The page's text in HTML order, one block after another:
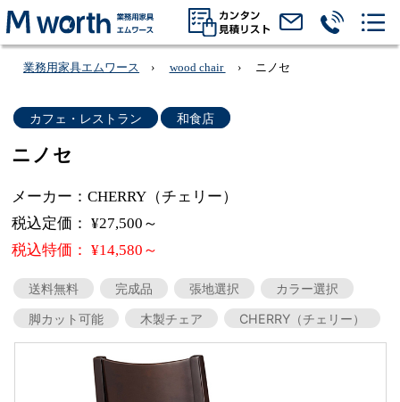
業務用家具エムワース wood chair ニノセ
カフェ・レストラン 和食店
ニノセ
メーカー：CHERRY（チェリー）
税込定価： ¥27,500～
税込特価： ¥14,580～
送料無料 完成品 張地選択
カラー選択
脚カット可能
木製チェア CHERRY（チェリー）